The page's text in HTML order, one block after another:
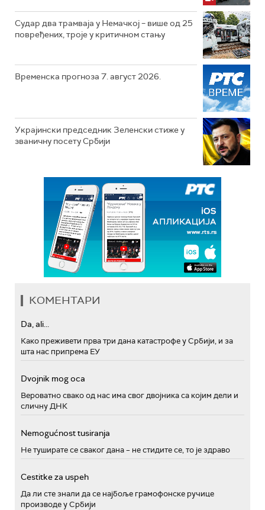
Судар два трамваја у Немачкој – више од 25
повређених, троје у критичном стању
Временска прогноза 7. август 2026.
Украјински председник Зеленски стиже у
званичну посету Србији
КОМЕНТАРИ
Da, ali...
Како преживети прва три дана катастрофе у Србији, и за
шта нас припрема ЕУ
Dvojnik mog oca
Вероватно свако од нас има свог двојника са којим дели и
сличну ДНК
Nemogućnost tusiranja
Не туширате се сваког дана – не стидите се, то је здраво
Cestitke za uspeh
Да ли сте знали да се најбоље грамофонске ручице
производе у Србији